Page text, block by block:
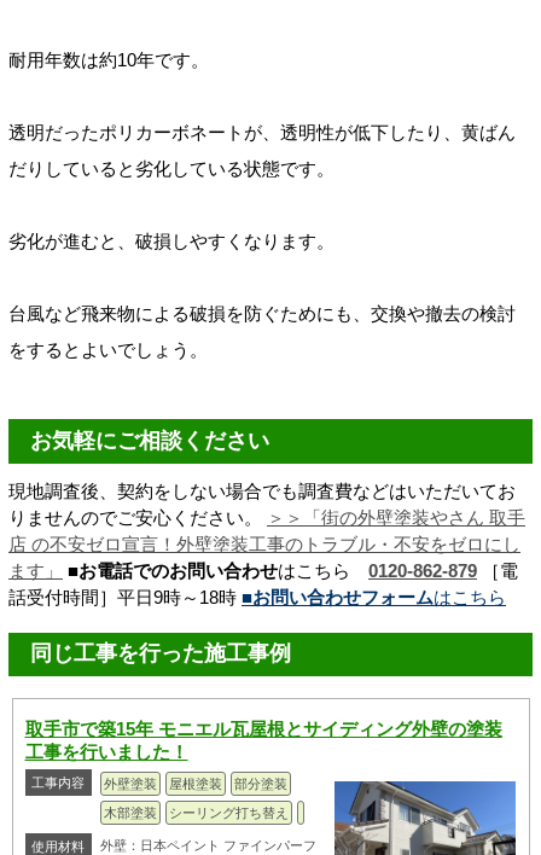
耐用年数は約10年です。
透明だったポリカーボネートが、透明性が低下したり、黄ばん
だりしていると劣化している状態です。
劣化が進むと、破損しやすくなります。
台風など飛来物による破損を防ぐためにも、交換や撤去の検討
をするとよいでしょう。
お気軽にご相談ください
現地調査後、契約をしない場合でも調査費などはいただいてお
りませんのでご安心ください。
＞＞「街の外壁塗装やさん 取手
店 の不安ゼロ宣言！ 外壁塗装工事のトラブル・不安をゼロにし
ます 」 ■お電話でのお問い合わせはこちら 0120-862-879 ［電
話受付時間］平日9時～18時 ■お問い合わせフォームはこちら
同じ工事を行った施工事例
取手市で築15年 モニエル瓦屋根とサイディング外壁の塗装
工事を行いました！
工事内容 外壁塗装 屋根塗装
部分塗装
木部塗装
シーリング打ち替え
使用材料
外壁：日本ペイント ファインパーフ